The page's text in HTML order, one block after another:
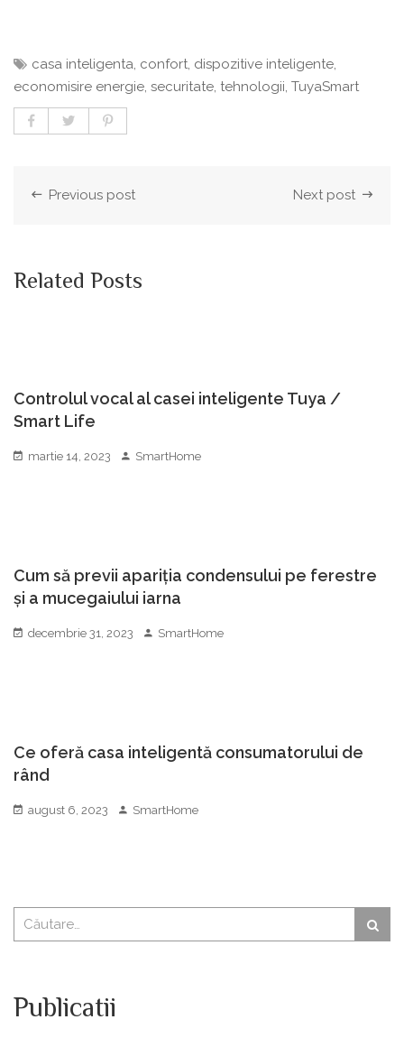
casa inteligenta, confort, dispozitive inteligente,
economisire energie, securitate, tehnologii, TuyaSmart
Previous post Next post
Related Posts
Controlul vocal al casei inteligente Tuya /
Smart Life
martie 14, 2023 SmartHome
Cum să previi apariția condensului pe ferestre
și a mucegaiului iarna
decembrie 31, 2023 SmartHome
Ce oferă casa inteligentă consumatorului de
rând
august 6, 2023 SmartHome
Publicatii